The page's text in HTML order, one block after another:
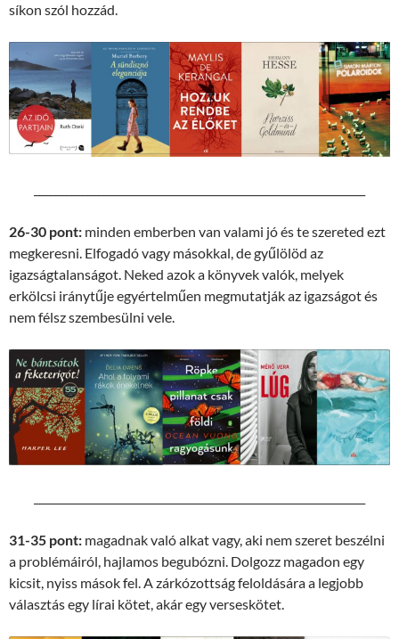
síkon szól hozzád.
26-30 pont: minden emberben van valami jó és te szereted ezt
megkeresni. Elfogadó vagy másokkal, de gyűlölöd az
igazságtalanságot. Neked azok a könyvek valók, melyek
erkölcsi iránytűje egyértelműen megmutatják az igazságot és
nem félsz szembesülni vele.
31-35 pont: magadnak való alkat vagy, aki nem szeret beszélni
a problémáiról, hajlamos begubózni. Dolgozz magadon egy
kicsit, nyiss mások fel. A zárkózottság feloldására a legjobb
választás egy lírai kötet, akár egy verseskötet.